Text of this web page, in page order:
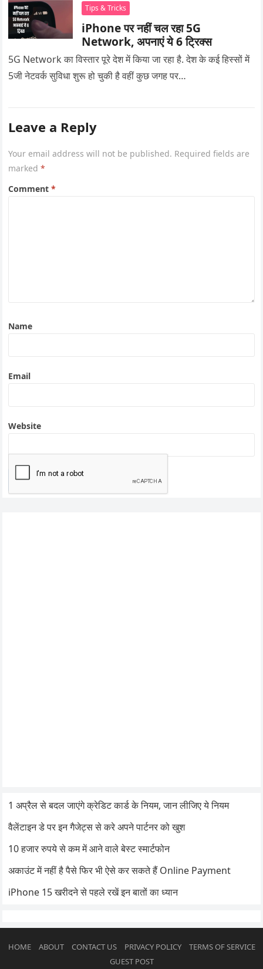
Tips & Tricks
iPhone पर नहीं चल रहा 5G
Network, अपनाएं ये 6 ट्रिक्स
5G Network का विस्तार पूरे देश में किया जा रहा है. देश के कई हिस्सों में
5जी नेटवर्क सुविधा शुरू हो चुकी है वहीं कुछ जगह पर…
Leave a Reply
Your email address will not be published. Required fields are
marked*
Comment*
Name
Email
Website
1 अप्रैल से बदल जाएंगे क्रेडिट कार्ड के नियम, जान लीजिए ये नियम
वैलेंटाइन डे पर इन गैजेट्स से करे अपने पार्टनर को खुश
10 हजार रुपये से कम में आने वाले बेस्ट स्मार्टफोन
अकाउंट में नहीं है पैसे फिर भी ऐसे कर सकते हैं Online Payment
iPhone 15 खरीदने से पहले रखें इन बातों का ध्यान
HOME ABOUT CONTACT US PRIVACY POLICY
TERMS OF SERVICE
GUEST POST